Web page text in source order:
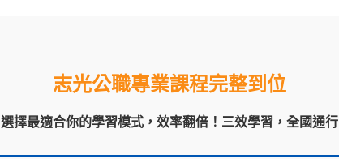
志光公職專業課程完整到位
選擇最適合你的學習模式，效率翻倍！三效學習，全國通行